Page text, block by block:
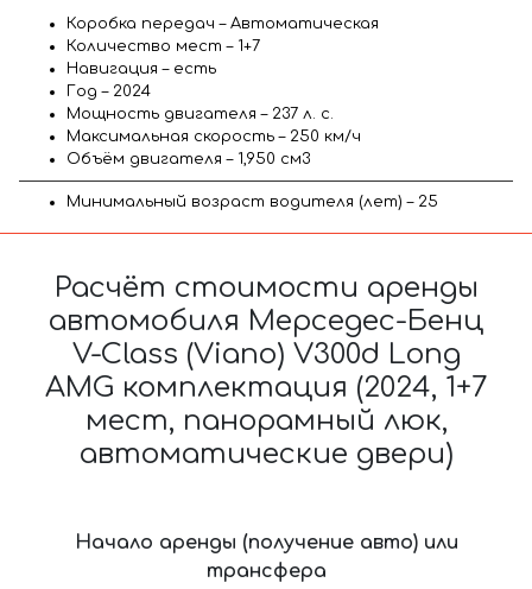
Коробка передач – Автоматическая
Количество мест – 1+7
Навигация – есть
Год – 2024
Мощность двигателя – 237 л. с.
Максимальная скорость – 250 км/ч
Объём двигателя – 1,950 см3
Минимальный возраст водителя (лет) – 25
Расчёт стоимости аренды
автомобиля Мерседес-Бенц
V-Class (Viano) V300d Long
AMG комплектация (2024, 1+7
мест, панорамный люк,
автоматические двери)
Начало аренды (получение авто) или
трансфера